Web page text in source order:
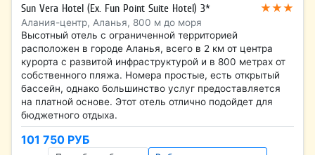
Sun Vera Hotel (Ex. Fun Point Suite Hotel) 3* ★★★
Алания-центр, Аланья, 800 м до моря
Высотный отель с ограниченной территорией
расположен в городе Аланья, всего в 2 км от центра
курорта с развитой инфраструктурой и в 800 метрах от
собственного пляжа. Номера простые, есть открытый
бассейн, однако большинство услуг предоставляется
на платной основе. Этот отель отлично подойдет для
бюджетного отдыха.
101 750 РУБ